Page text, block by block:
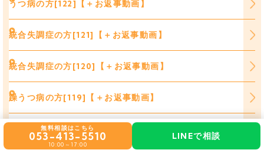
うつ病の方[122]【＋お返事動画】
統合失調症の方[121]【＋お返事動画】
統合失調症の方[120]【＋お返事動画】
躁うつ病の方[119]【＋お返事動画】
カウザルギーの方[118]【＋お返事動画】
無料相談はこちら
053-413-5510
10:00～17:00
LINEで相談